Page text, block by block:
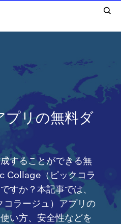
プリの無料ダ
することができる無
Collage（ピックコラ
すか？本記事では、
ラージュ）アプリの
い方、安全性などを